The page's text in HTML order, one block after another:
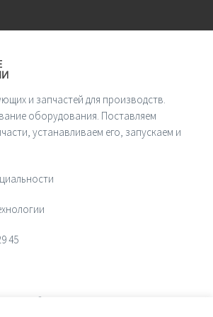
и запчастей для производств.
оборудования. Поставляем
устанавливаем его, запускаем и
45